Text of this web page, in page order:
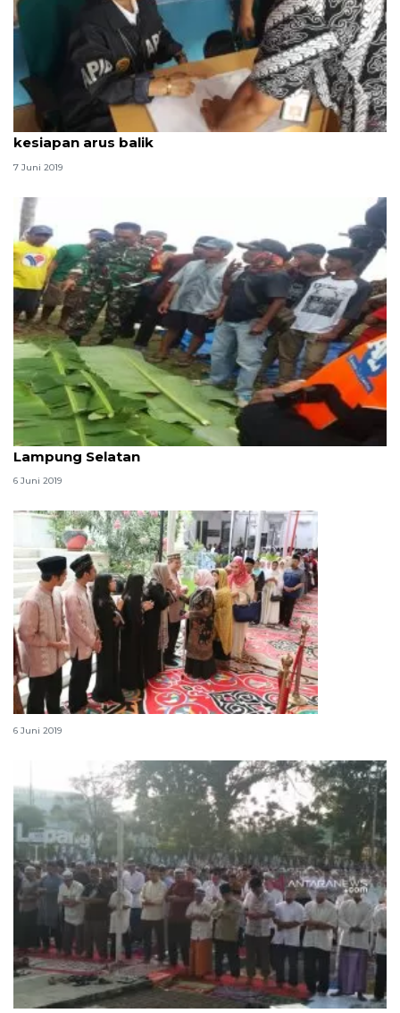
Kemenhub tinjau Pelabuhan Tanjung Priok
kesiapan arus balik
7 Juni 2019
Tim SAR temukan dua korban tewas di tengah laut
Lampung Selatan
6 Juni 2019
Ribuan WNI rayakan Lebaran di KBRI Kairo
6 Juni 2019
Penerimaan zakat fitrah di Sukabumi meningkat 20